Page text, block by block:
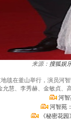
来源： 搜狐娱
毯在釜山举行，演员
慧、李秀赫、金敏贞
河
河智苑
《秘密花